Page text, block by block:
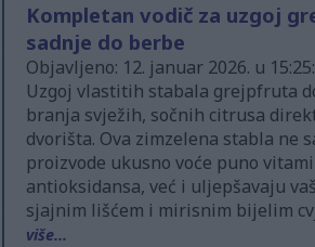
Kompletan vodič za uzgoj
sadnje do berbe
Objavljeno: 12. januar 2026. u
Uzgoj vlastitih stabala grejpfruta
branja svježih, sočnih citrusa
dvorišta. Ova zimzelena stabla ne
proizvode ukusno voće puno
antioksidansa, već i uljepšavaju
sjajnim lišćem i mirisnim bijelim
više...